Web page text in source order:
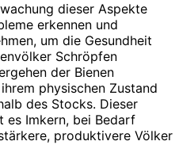
dieser Aspekte
erkennen und
um die Gesundheit
Schröpfen
der Bienen
physischen Zustand
des Stocks. Dieser
es Imkern, bei Bedarf
produktivere Völker